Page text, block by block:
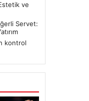
ve
Servet:
kontrol